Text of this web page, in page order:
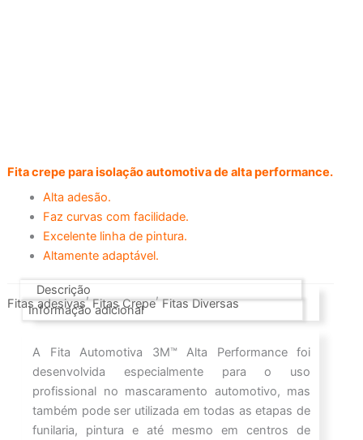
Fita crepe para isolação automotiva de alta performance.
Alta adesão.
Faz curvas com facilidade.
Excelente linha de pintura.
Altamente adaptável.
Fitas adesivas
,
Fitas Crepe
,
Fitas Diversas
Descrição
Informação adicional
A Fita Automotiva 3M™ Alta Performance foi
desenvolvida especialmente para o uso
profissional no mascaramento automotivo, mas
também pode ser utilizada em todas as etapas de
funilaria, pintura e até mesmo em centros de